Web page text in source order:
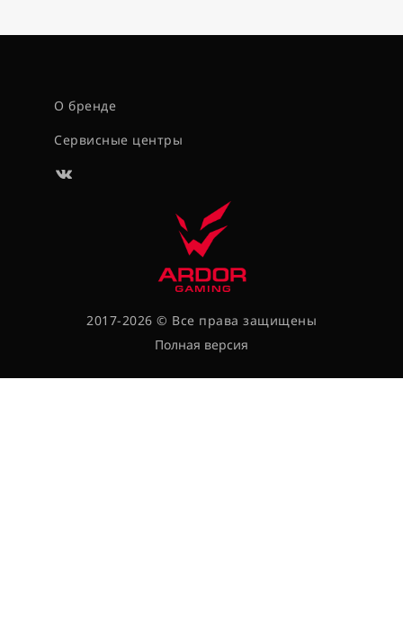
О бренде
Сервисные центры
2017-2026 © Все права защищены
Полная версия